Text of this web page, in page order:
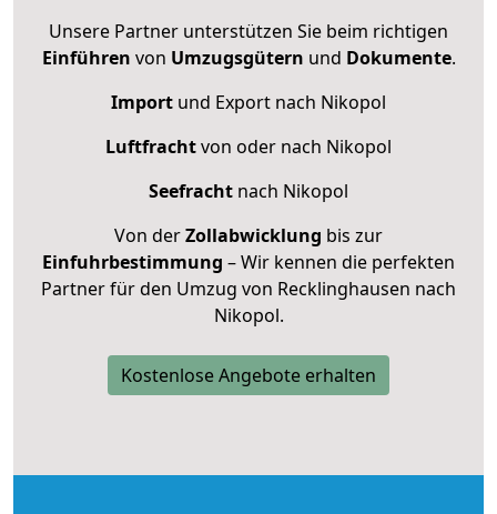
Unsere Partner unterstützen Sie beim richtigen
Einführen von Umzugsgütern und Dokumente.
Import und Export nach Nikopol
Luftfrachtvon oder nach Nikopol
Seefracht nach Nikopol
Von derZollabwicklung bis zur
Einfuhrbestimmung – Wir kennen die perfekten
Partner für den Umzug von Recklinghausen nach
Nikopol.
Kostenlose Angebote erhalten